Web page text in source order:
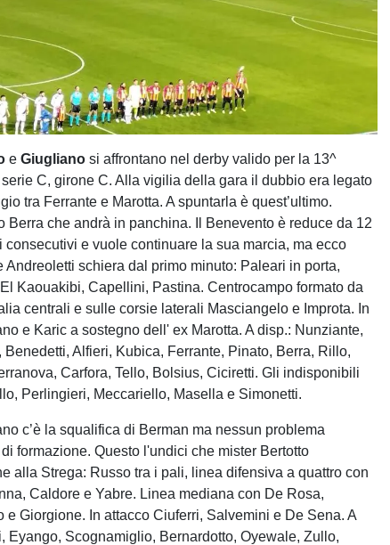
eGiugliano si affrontano nel derby valido per la 13^
C, girone C. Alla vigilia della gara il dubbio era legato
tra Ferrante e Marotta. A spuntarla è quest’ultimo.
Berra che andrà in panchina. Il Benevento è reduce da 12
consecutivi e vuole continuare la sua marcia, ma ecco
Andreoletti schiera dal primo minuto: Paleari in porta,
Kaouakibi, Capellini, Pastina. Centrocampo formato da
centrali e sulle corsie laterali Masciangelo e Improta. In
e Karic a sostegno dell' ex Marotta. A disp.: Nunziante,
Benedetti, Alfieri, Kubica, Ferrante, Pinato, Berra, Rillo,
Carfora, Tello, Bolsius, Ciciretti. Gli indisponibili
Perlingieri, Meccariello, Masella e Simonetti.
c’è la squalifica di Berman ma nessun problema
formazione. Questo l'undici che mister Bertotto
alla Strega: Russo tra i pali, linea difensiva a quattro con
Caldore e Yabre. Linea mediana con De Rosa,
e Giorgione. In attacco Ciuferri, Salvemini e De Sena. A
Eyango, Scognamiglio, Bernardotto, Oyewale, Zullo,